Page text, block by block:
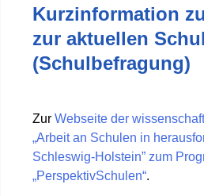
Kurzinformation
zur aktuellen
(Schulbefragung)
Zur Webseite der
„Arbeit an Schulen in
Schleswig-Holstein” zum
„PerspektivSchulen“.